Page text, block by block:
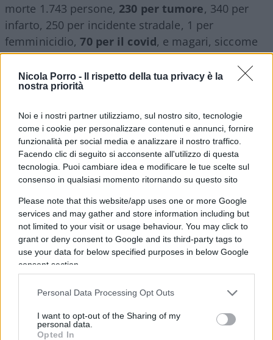
Nicola Porro -
Il rispetto della tua privacy è la
nostra priorità
Noi e i nostri partner utilizziamo, sul nostro sito, tecnologie
come i cookie per personalizzare contenuti e annunci, fornire
funzionalità per social media e analizzare il nostro traffico.
Facendo clic di seguito si acconsente all'utilizzo di questa
tecnologia. Puoi cambiare idea e modificare le tue scelte sul
consenso in qualsiasi momento ritornando su questo sito
Please note that this website/app uses one or more Google
services and may gather and store information including but
not limited to your visit or usage behaviour. You may click to
grant or deny consent to Google and its third-party tags to
use your data for below specified purposes in below Google
consent section.
Personal Data Processing Opt Outs
I want to opt-out of the Sharing of my
personal data.
Opted In
morte 1.743 persone, 230 per tumore, 340 per
infarto, 250 per incidente stradale, 1 per
femminicidio,70 per il covid, e magari, siccome
siamo in via di estinzione, 180 per aborto? Magari
per quest’ultima ci vuole troppo coraggio, ma per
il resto, un bravo cronista potrebbe bastare.
#COVID #DECESSI #MORTALITÀ
98
Leggi i commenti
SEDUTE SATIRICHE
Vignetta del 07/08/2026